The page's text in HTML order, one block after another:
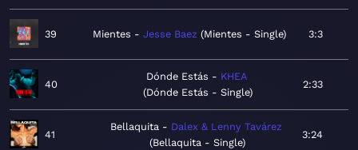
39 Mientes Jesse Baez Mientes - Single 3:3
40
Dónde Estás
KHEA
Dónde Estás - Single
2:33
41
Bellaquita
Dalex & Lenny Tavárez
Bellaquita - Single
3:24